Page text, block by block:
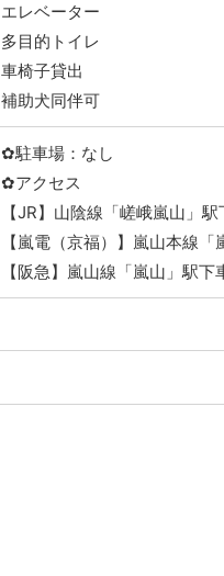
エレベーター
多目的トイレ
車椅子貸出
補助犬同伴可
✿駐車場：なし
✿アクセス
【JR】山陰線「嵯峨嵐山」
【嵐電（京福）】嵐山本線
【阪急】嵐山線「嵐山」駅下